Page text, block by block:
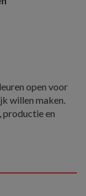
open voor
willen maken.
productie en